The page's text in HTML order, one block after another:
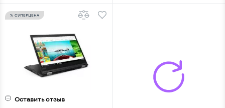
% СУПЕРЦЕНА
Оставить отзыв